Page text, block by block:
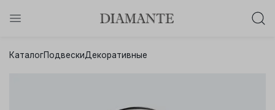
Осталось:
Хочу!
КаталогПодвескиДекоративные